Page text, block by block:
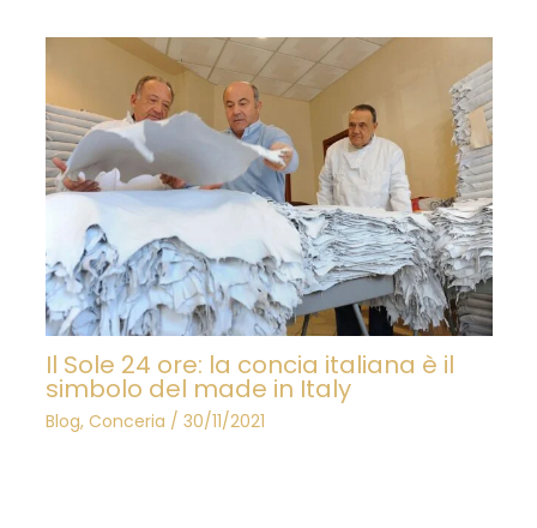
Il Sole 24 ore: la concia italiana è il
simbolo del made in Italy
Blog, Conceria / 30/11/2021